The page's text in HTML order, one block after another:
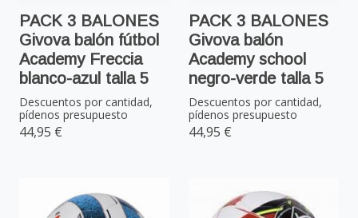
PACK 3 BALONES
Givova balón fútbol
Academy Freccia
blanco-azul talla 5
Descuentos por cantidad,
pídenos presupuesto
44,95 €
PACK 3 BALONES
Givova balón
Academy school
negro-verde talla 5
Descuentos por cantidad,
pídenos presupuesto
44,95 €